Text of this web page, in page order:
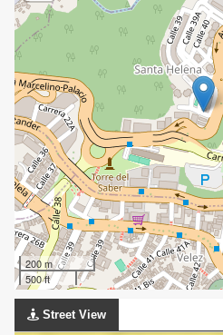
200 m
500 ft
Street View